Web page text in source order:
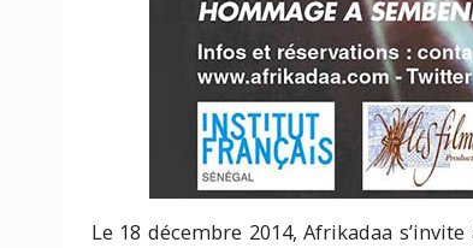
Le 18 décembre 2014, Afrikadaa